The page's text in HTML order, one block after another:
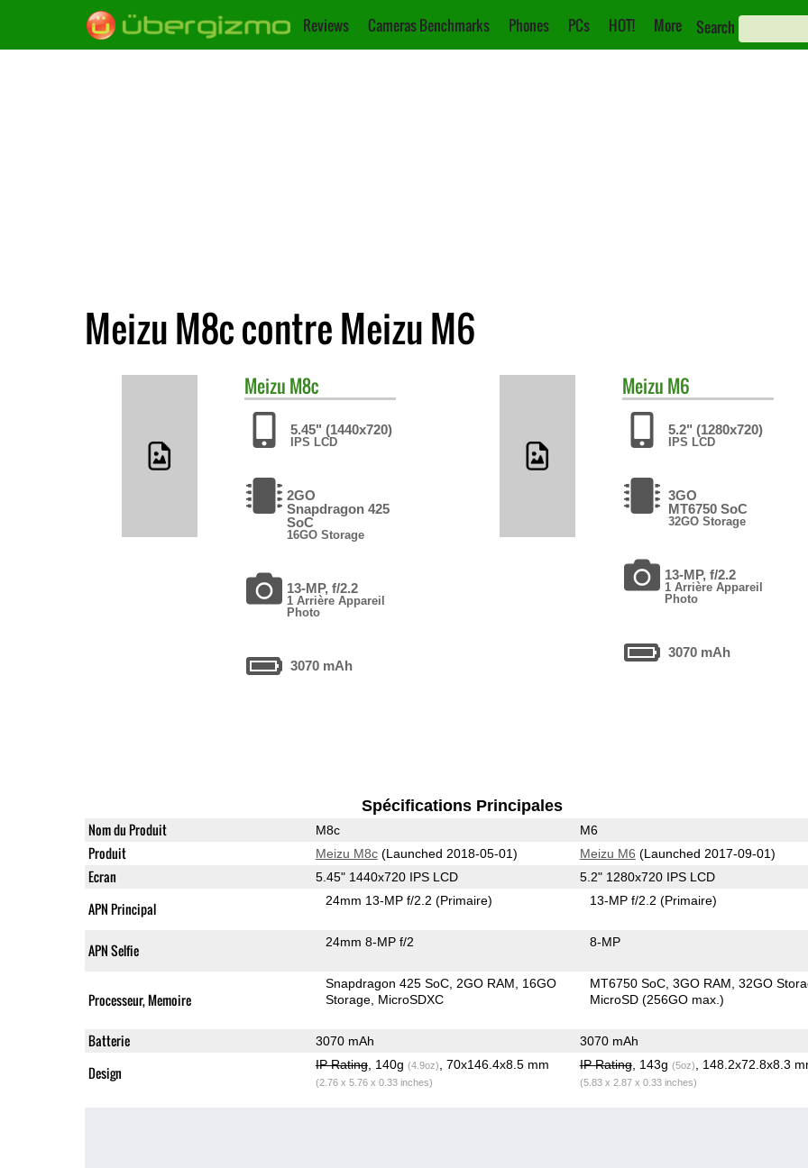
Reviews Cameras Benchmarks Phones PCs HOT! More Search
Meizu M8c contre Meizu M6
Meizu M8c
5.45" (1440x720)
IPS LCD
2GO
Snapdragon 425
SoC
16GO Storage
13-MP, f/2.2
1 Arrière Appareil
Photo
3070 mAh
Meizu M6
5.2" (1280x720)
IPS LCD
3GO
MT6750 SoC
32GO Storage
13-MP, f/2.2
1 Arrière Appareil
Photo
3070 mAh
Spécifications Principales
Nom du Produit M8c M6
Produit Meizu M8c(Launched 2018-05-01) Meizu M6 (Launched 2017-09-01)
Ecran 5.45" 1440x720 IPS LCD 5.2" 1280x720 IPS LCD
APN Principal 24mm 13-MP f/2.2(Primaire) 13-MP f/2.2(Primaire)
APN Selfie 24mm 8-MP f/2 8-MP
Processeur, Memoire
Snapdragon 425 SoC 2GO RAM
16GO
Storage MicroSDXC
MT6750 SoC 3GO RAM 32GO
MicroSD (256GO max.)
Batterie 3070 mAh 3070 mAh
Design IP Rating, 140g (4.9oz) , 70x146.4x8.5 mm
(2.76 x 5.76 x 0.33 inches)
IP Rating, 143g (5oz) , 148.2x72.8x8.3
(5.83 x 2.87 x 0.33 inches)